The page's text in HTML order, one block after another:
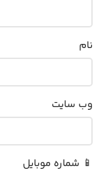
نام
وب‌ سایت
📱 شماره موبایل